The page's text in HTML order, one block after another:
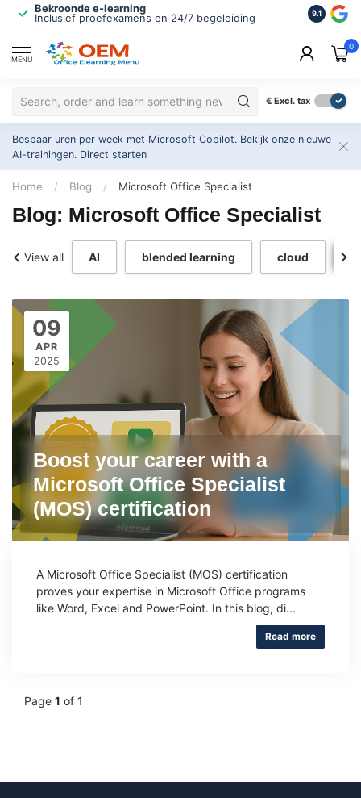
Bekroonde e-learning
Inclusief proefexamens en 24/7 begeleiding
ISO
2.500+
9.1
MENU
0
€ Excl. tax
Bespaar uren per week met Microsoft Copilot. Bekijk onze nieuwe
AI-trainingen. Direct starten
Home / Blog / Microsoft Office Specialist
Blog: Microsoft Office Specialist
View all AI blended learning cloud
09
APR
2025
Boost your career with a
Microsoft Office Specialist
(MOS) certification
A Microsoft Office Specialist (MOS) certification
proves your expertise in Microsoft Office programs
like Word, Excel and PowerPoint. In this blog, di...
Read more
Page 1 of 1